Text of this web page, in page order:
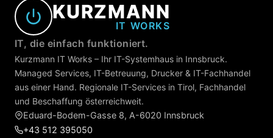
KURZMANN
IT WORKS
IT, die einfach funktioniert.
Kurzmann IT Works – Ihr IT-Systemhaus in Innsbruck.
Managed Services, IT-Betreuung, Drucker & IT-Fachhandel
aus einer Hand. Regionale IT-Services in Tirol, Fachhandel
und Beschaffung österreichweit.
Eduard-Bodem-Gasse 8, A-6020 Innsbruck
+43 512 395050